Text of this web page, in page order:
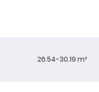
26.54-30.19 m²